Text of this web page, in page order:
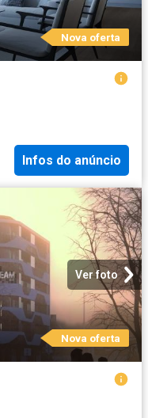
Nova oferta
Infos do anúncio
Ver foto
Nova oferta